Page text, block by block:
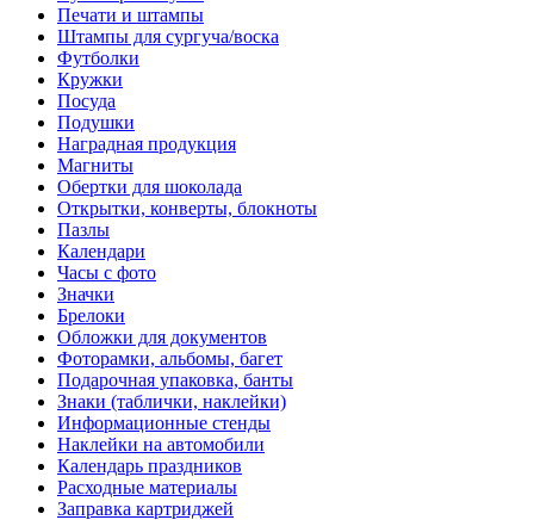
Печати и штампы
Штампы для сургуча/воска
Футболки
Кружки
Посуда
Подушки
Наградная продукция
Магниты
Обертки для шоколада
Открытки, конверты, блокноты
Пазлы
Календари
Часы с фото
Значки
Брелоки
Обложки для документов
Фоторамки, альбомы, багет
Подарочная упаковка, банты
Знаки (таблички, наклейки)
Информационные стенды
Наклейки на автомобили
Календарь праздников
Расходные материалы
Заправка картриджей